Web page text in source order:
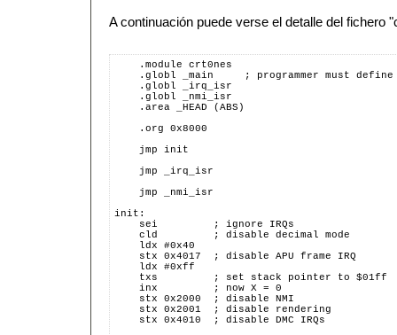
A continuación puede verse el detalle del fichero
    .module crt0nes
.globl _main     ; programmer must
    .globl _irq_isr
    .globl _nmi_isr
    .area _HEAD (ABS)
    .org 0x8000
    jmp init
    jmp _irq_isr
    jmp _nmi_isr
init:
    sei         ; ignore IRQs
    cld         ; disable decimal mode
    ldx #0x40
    stx 0x4017  ; disable APU frame IRQ
    ldx #0xff
    txs         ; set stack pointer to $01ff
    inx         ; now X = 0
    stx 0x2000  ; disable NMI
    stx 0x2001  ; disable rendering
    stx 0x4010  ; disable DMC IRQs